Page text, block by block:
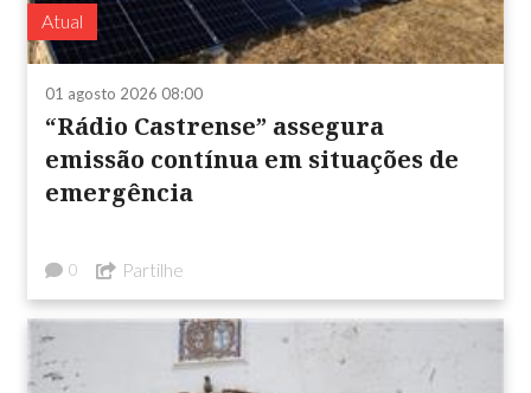
Atual
01 agosto 2026 08:00
“Rádio Castrense” assegura
emissão contínua em situações de
emergência
0 Partilhe